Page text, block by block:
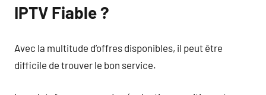
IPTV Fiable ?
Avec la multitude d’offres disponibles, il peut être
difficile de trouver le bon service.